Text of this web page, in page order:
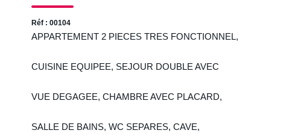
Réf : 00104
APPARTEMENT 2 PIECES TRES FONCTIONNEL,
CUISINE EQUIPEE, SEJOUR DOUBLE AVEC
VUE DEGAGEE, CHAMBRE AVEC PLACARD,
SALLE DE BAINS, WC SEPARES, CAVE,